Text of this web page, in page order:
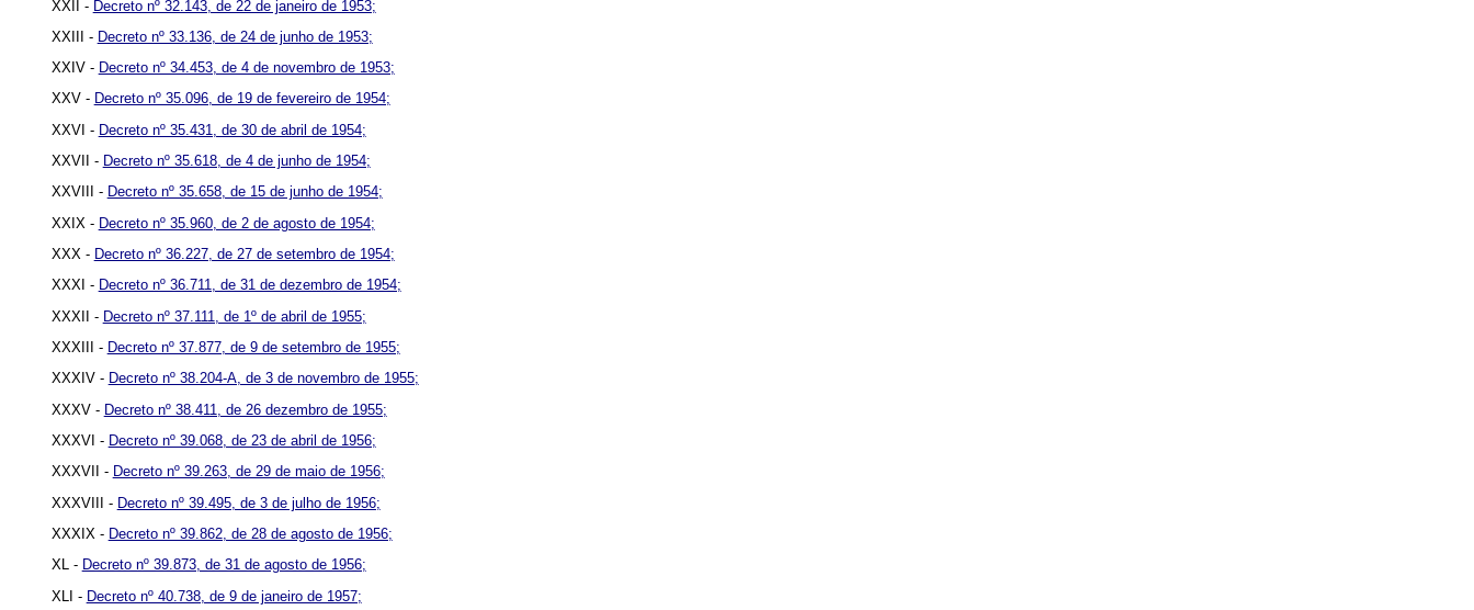
XXII - Decreto nº 32.143, de 22 de janeiro de 1953;
XXIII - Decreto nº 33.136, de 24 de junho de 1953;
XXIV - Decreto nº 34.453, de 4 de novembro de 1953;
XXV - Decreto nº 35.096, de 19 de fevereiro de 1954;
XXVI - Decreto nº 35.431, de 30 de abril de 1954;
XXVII - Decreto nº 35.618, de 4 de junho de 1954;
XXVIII - Decreto nº 35.658, de 15 de junho de 1954;
XXIX - Decreto nº 35.960, de 2 de agosto de 1954;
XXX - Decreto nº 36.227, de 27 de setembro de 1954;
XXXI - Decreto nº 36.711, de 31 de dezembro de 1954;
XXXII - Decreto nº 37.111, de 1º de abril de 1955;
XXXIII - Decreto nº 37.877, de 9 de setembro de 1955;
XXXIV - Decreto nº 38.204-A, de 3 de novembro de 1955;
XXXV - Decreto nº 38.411, de 26 dezembro de 1955;
XXXVI - Decreto nº 39.068, de 23 de abril de 1956;
XXXVII - Decreto nº 39.263, de 29 de maio de 1956;
XXXVIII - Decreto nº 39.495, de 3 de julho de 1956;
XXXIX - Decreto nº 39.862, de 28 de agosto de 1956;
XL - Decreto nº 39.873, de 31 de agosto de 1956;
XLI - Decreto nº 40.738, de 9 de janeiro de 1957;